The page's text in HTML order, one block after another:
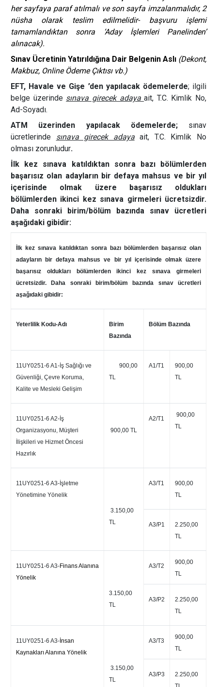
her sayfaya paraf atılmalı ve son sayfa imzalanmalıdır, 2
nüsha olarak teslim edilmelidir- başvuru işlemi
tamamlandıktan sonra ‘Aday İşlemleri Panelinden’
alınacak).
Sınav Ücretinin Yatırıldığına Dair Belgenin Aslı (Dekont,
Makbuz, Online Ödeme Çıktısı vb.)
EFT, Havale ve Gişe ’den yapılacak ödemelerde; ilgili
belge üzerinde sınava girecek adayaait, T.C. Kimlik No,
Ad-Soyadı.
ATM üzerinden yapılacak ödemelerde;sınav
ücretlerinde sınava girecek adayaait, T.C. Kimlik No
olması zorunludur.
İlk kez sınava katıldıktan sonra bazı bölümlerden
başarısız olan adayların bir defaya mahsus ve bir yıl
içerisinde olmak üzere başarısız oldukları
bölümlerden ikinci kez sınava girmeleri ücretsizdir.
Daha sonraki birim/bölüm bazında sınav ücretleri
aşağıdaki gibidir:
İlk kez sınava katıldıktan sonra bazı bölümlerden başarısız olan
adayların bir defaya mahsus ve bir yıl içerisinde olmak üzere
başarısız oldukları bölümlerden ikinci kez sınava girmeleri
ücretsizdir. Daha sonraki birim/bölüm bazında sınav ücretleri
aşağıdaki gibidir:
Yeterlilik Kodu-Adı
Birim
Bazında
Bölüm Bazında
11UY0251-6 A1-İş Sağlığı ve
Güvenliği, Çevre Koruma,
Kalite ve Mesleki Gelişim
900,00
TL
A1/T1
900,00
TL
11UY0251-6 A2-İş
Organizasyonu, Müşteri
İlişkileri ve Hizmet Öncesi
Hazırlık
900,00 TL
A2/T1
900,00
TL
11UY0251-6 A3-İşletme
Yönetimine Yönelik
3.150,00
TL
A3/T1
900,00
TL
A3/P1
2.250,00
TL
11UY0251-6 A3-Finans Alanına
Yönelik
3.150,00
TL
A3/T2
900,00
TL
A3/P2
2.250,00
TL
11UY0251-6 A3- İnsan
Kaynakları Alanına Yönelik
3.150,00
TL
A3/T3
900,00
TL
A3/P3
2.250,00